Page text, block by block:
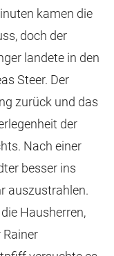
kamen die
doch der
landete in den
Steer. Der
zurück und das
der
Nach einer
besser ins
auszustrahlen.
Hausherren,